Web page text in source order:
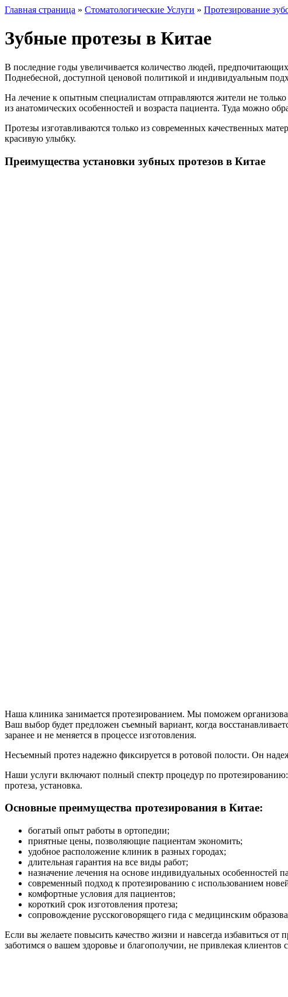
Главная страница » Стоматологические Услуги » Протезирование
Зубные протезы в Китае
В последние годы увеличивается количество людей,
Поднебесной, доступной ценовой политикой и индивидуальным
На лечение к опытным специалистам отправляются жители не
из анатомических особенностей и возраста пациента. Туда можно
Протезы изготавливаются только из современных качественных
красивую улыбку.
Преимущества установки зубных протезов в Китае
Наша клиника занимается протезированием. Мы поможем
Ваш выбор будет предложен съемный вариант, когда
заранее и не меняется в процессе изготовления.
Несъемный протез надежно фиксируется в ротовой полости. Он
Наши услуги включают полный спектр процедур по протезированию:
протеза, установка.
Основные преимущества протезирования в Китае:
богатый опыт работы в ортопедии;
приятные цены, позволяющие пациентам экономить;
удобное расположение клиник в разных городах;
длительная гарантия на все виды работ;
назначение лечения на основе индивидуальных особенностей
современный подход к протезированию с использованием
комфортные условия для пациентов;
короткий срок изготовления протеза;
сопровождение русскоговорящего гида с медицинским
Если вы желаете повысить качество жизни и навсегда избавиться
заботимся о вашем здоровье и благополучии, не привлекая